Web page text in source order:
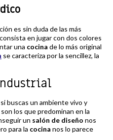
es sin duda de las más
en jugar con dos colores
una cocina de lo más original
se caracteriza por la sencillez, la
buscas un ambiente vivo y
los que predominan en la
un salón de diseño nos
para la cocina nos lo parece